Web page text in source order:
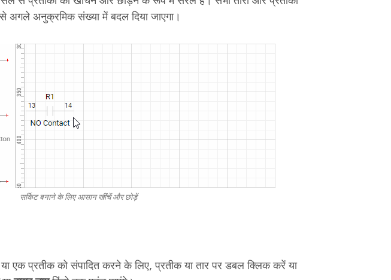
अगले अनुक्रमिक संख्या में बदल दिया जाएगा।
सर्किट बनाने के लिए आसान खींचें और छोड़ें
एक प्रतीक को संपादित करने के लिए, प्रतीक या तार पर डबल क्लिक करें या